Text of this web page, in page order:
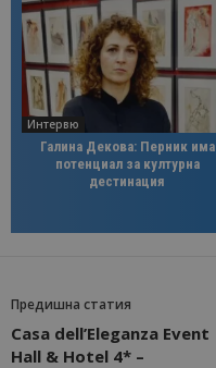
Интервю
Галина Декова: Перник има
потенциал за културна
дестинация
Предишна статия
Casa dell’Eleganza Event
Hall & Hotel 4* –